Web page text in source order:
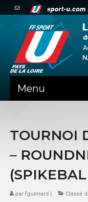
Menu
PRÉSENTATION
ADMINISTRATIF
MINIBUS
TOURNOI
–
par fguimard | Classé